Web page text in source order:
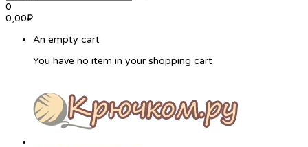
0
0,00₽
An empty cart
You have no item in your shopping cart